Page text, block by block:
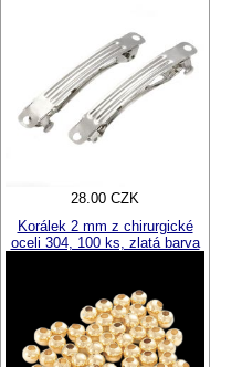
28.00 CZK
Korálek 2 mm z chirurgické
oceli 304, 100 ks, zlatá barva